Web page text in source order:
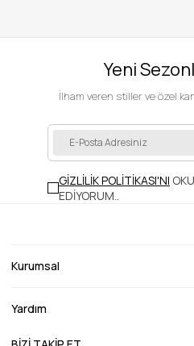
Yeni
İlham veren stiller ve özel
GİZLİLİK POLİTİKASI'NI
EDİYORUM..
Kurumsal
Yardım